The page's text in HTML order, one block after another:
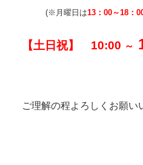
(※月曜日は13：00～18：
【土日祝】 10:00 ～
ご理解の程よろしくお願い